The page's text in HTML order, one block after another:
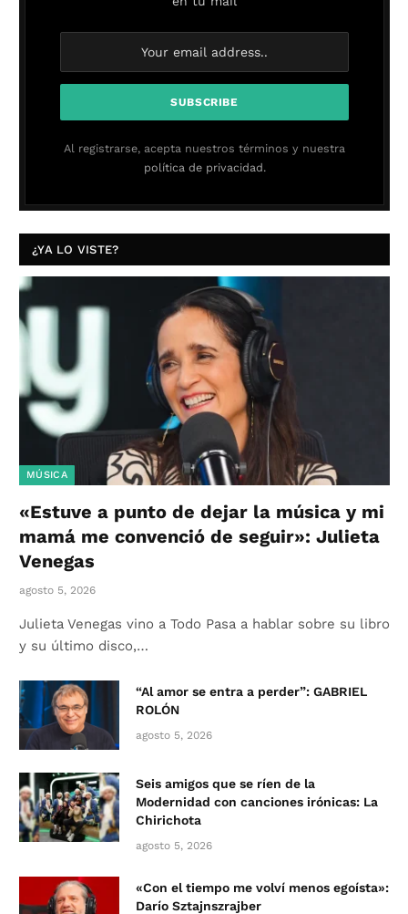
Al registrarse, acepta nuestros términos y nuestra
política de privacidad.
¿YA LO VISTE?
MÚSICA
«Estuve a punto de dejar la música y mi
mamá me convenció de seguir»: Julieta
Venegas
agosto 5, 2026
Julieta Venegas vino a Todo Pasa a hablar sobre su libro
y su último disco,…
“Al amor se entra a perder”: GABRIEL
ROLÓN
agosto 5, 2026
Seis amigos que se ríen de la
Modernidad con canciones irónicas: La
Chirichota
agosto 5, 2026
«Con el tiempo me volví menos egoísta»:
Darío Sztajnszrajber